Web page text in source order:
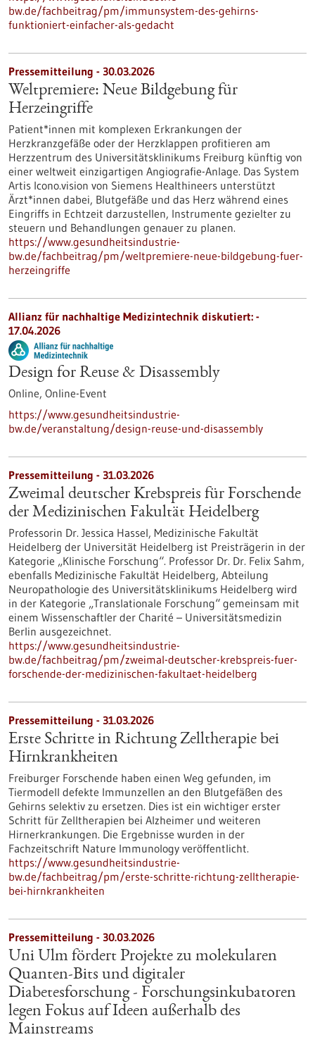
bw.de/fachbeitrag/pm/immunsystem-des-gehirns-
funktioniert-einfacher-als-gedacht
Pressemitteilung - 30.03.2026
Weltpremiere: Neue Bildgebung für
Herzeingriffe
Patient*innen mit komplexen Erkrankungen der
Herzkranzgefäße oder der Herzklappen profitieren am
Herzzentrum des Universitätsklinikums Freiburg künftig von
einer weltweit einzigartigen Angiografie-Anlage. Das System
Artis Icono.vision von Siemens Healthineers unterstützt
Ärzt*innen dabei, Blutgefäße und das Herz während eines
Eingriffs in Echtzeit darzustellen, Instrumente gezielter zu
steuern und Behandlungen genauer zu planen.
https://www.gesundheitsindustrie-
bw.de/fachbeitrag/pm/weltpremiere-neue-bildgebung-fuer-
herzeingriffe
Allianz für nachhaltige Medizintechnik diskutiert: -
17.04.2026
Design for Reuse & Disassembly
Online, Online-Event
https://www.gesundheitsindustrie-
bw.de/veranstaltung/design-reuse-und-disassembly
Pressemitteilung - 31.03.2026
Zweimal deutscher Krebspreis für Forschende
der Medizinischen Fakultät Heidelberg
Professorin Dr. Jessica Hassel, Medizinische Fakultät
Heidelberg der Universität Heidelberg ist Preisträgerin in der
Kategorie „Klinische Forschung“. Professor Dr. Dr. Felix Sahm,
ebenfalls Medizinische Fakultät Heidelberg, Abteilung
Neuropathologie des Universitätsklinikums Heidelberg wird
in der Kategorie „Translationale Forschung“ gemeinsam mit
einem Wissenschaftler der Charité – Universitätsmedizin
Berlin ausgezeichnet.
https://www.gesundheitsindustrie-
bw.de/fachbeitrag/pm/zweimal-deutscher-krebspreis-fuer-
forschende-der-medizinischen-fakultaet-heidelberg
Pressemitteilung - 31.03.2026
Erste Schritte in Richtung Zelltherapie bei
Hirnkrankheiten
Freiburger Forschende haben einen Weg gefunden, im
Tiermodell defekte Immunzellen an den Blutgefäßen des
Gehirns selektiv zu ersetzen. Dies ist ein wichtiger erster
Schritt für Zelltherapien bei Alzheimer und weiteren
Hirnerkrankungen. Die Ergebnisse wurden in der
Fachzeitschrift Nature Immunology veröffentlicht.
https://www.gesundheitsindustrie-
bw.de/fachbeitrag/pm/erste-schritte-richtung-zelltherapie-
bei-hirnkrankheiten
Pressemitteilung - 30.03.2026
Uni Ulm fördert Projekte zu molekularen
Quanten-Bits und digitaler
Diabetesforschung - Forschungsinkubatoren
legen Fokus auf Ideen außerhalb des
Mainstreams